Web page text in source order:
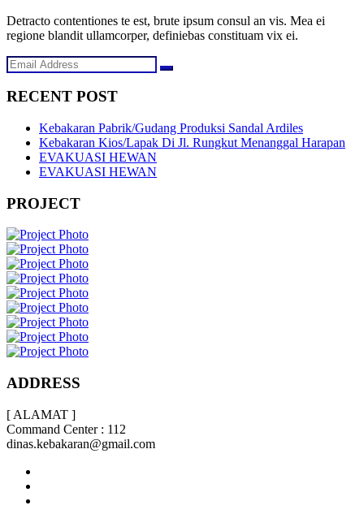
Detracto contentiones te est, brute ipsum consul an vis. Mea ei
regione blandit ullamcorper, definiebas constituam vix ei.
RECENT POST
Kebakaran Pabrik/Gudang Produksi Sandal Ardiles
Kebakaran Kios/Lapak Di Jl. Rungkut Menanggal Harapan
EVAKUASI HEWAN
EVAKUASI HEWAN
PROJECT
ADDRESS
[ ALAMAT ]
Command Center : 112
dinas.kebakaran@gmail.com